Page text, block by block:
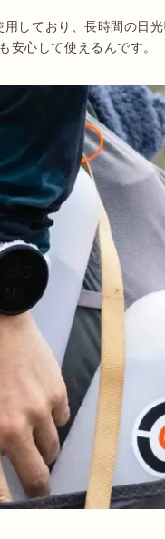
用しており、長時間の日
安心して使えるんです。